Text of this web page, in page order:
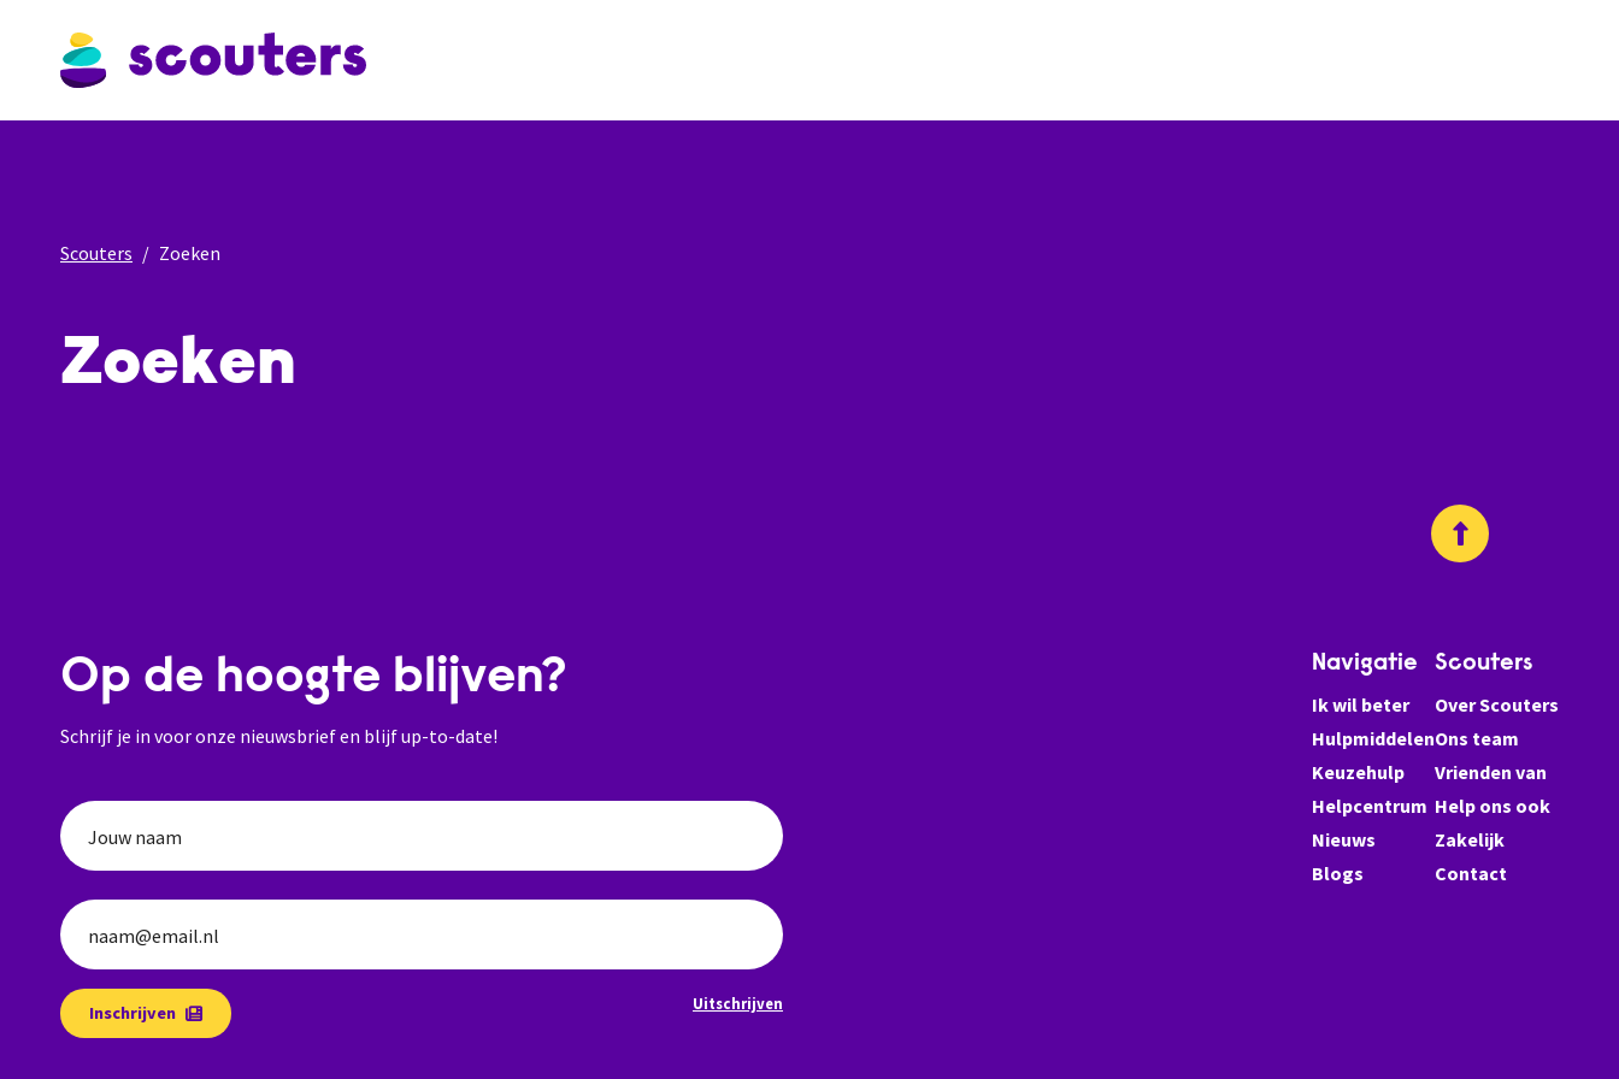
Scouters Zoeken
Zoeken
Op de hoogte blijven?
Schrijf je in voor onze nieuwsbrief en blijf up-to-date!
Jouw naam
naam@email.nl
Inschrijven Uitschrijven
Navigatie
Ik wil beter
Hulpmiddelen
Keuzehulp
Helpcentrum
Nieuws
Blogs
Scouters
Over Scouters
Ons team
Vrienden van
Help ons ook
Zakelijk
Contact